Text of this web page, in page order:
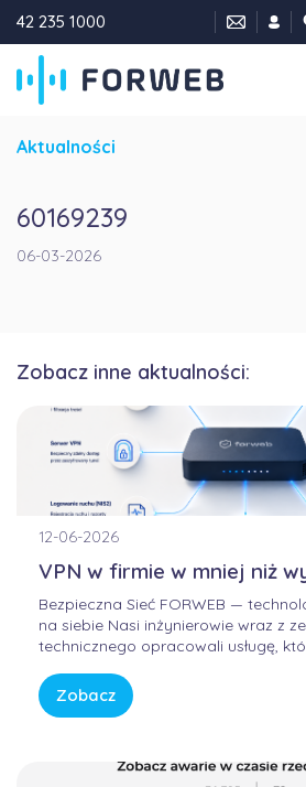
42 235 1000
Aktualności
60169239
06-03-2026
Zobacz inne aktualności:
12-06-2026
VPN w firmie w mniej niż
Bezpieczna Sieć FORWEB —
na siebie Nasi inżynierowie wraz z
technicznego opracowali usługę,
przewidywalny. Bez samodzielnego
skomplikowanych urządzeń, bez
Zobacz